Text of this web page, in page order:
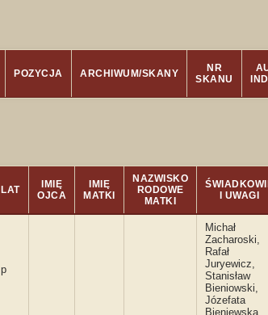
POZYCJA ARCHIWUM/SKANY
NR
SKANU
LAT
IMIĘ
OJCA
IMIĘ
MATKI
NAZWISKO
RODOWE
MATKI
I UWAGI
p
Michał
Zacharoski,
Rafał
Juryewicz,
Stanisław
Bieniowski,
Józefata
Bieniewska